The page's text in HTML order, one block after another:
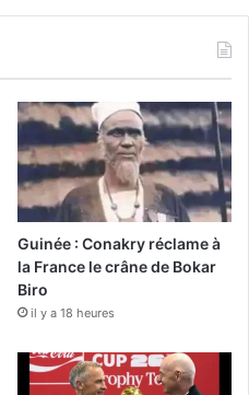
Guinée : Conakry réclame à
la France le crâne de Bokar
Biro
il y a 18 heures